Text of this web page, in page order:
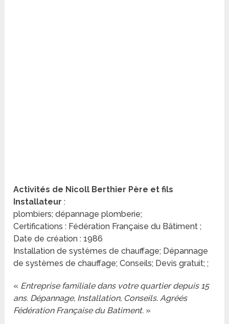
Activités de Nicoll Berthier Père et fils
Installateur :
plombiers; dépannage plomberie;
Certifications : Fédération Française du Bâtiment ;
Date de création : 1986
Installation de systèmes de chauffage; Dépannage
de systèmes de chauffage; Conseils; Devis gratuit; ;
« Entreprise familiale dans votre quartier depuis 15
ans. Dépannage, Installation, Conseils. Agréés
Fédération Française du Batiment. »